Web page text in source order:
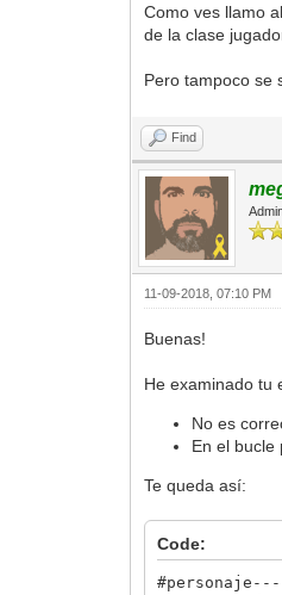
def
#mover
if
self.x
#cambiar
elif
if
Como ves llamo
de la clase
Pero tampoco se
Find
11-09-2018, 07:10 PM
Buenas!
He examinado tu
No es
En el bucle
Te queda así:
Code: